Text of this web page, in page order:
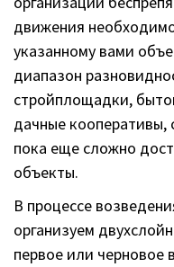
движения
указанному вами
диапазон
стройплощадки,
дачные
пока еще сложно
объекты.
В процессе
организуем
первое или черновое